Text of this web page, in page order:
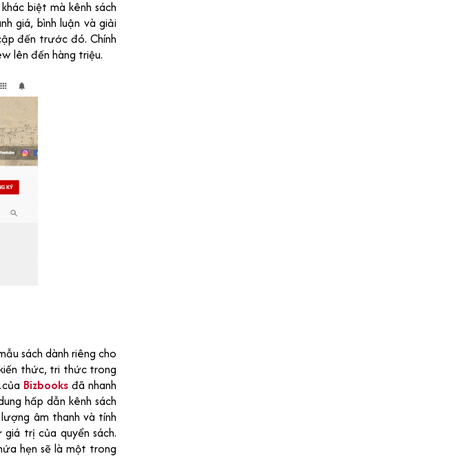
biệt mà kênh sách
giá, bình luận và giải
đến trước đó. Chính
lên đến hàng triệu.
sách dành riêng cho
thức, tri thức trong
Bizbooks đã nhanh
hấp dẫn kênh sách
âm thanh và tính
trị của quyển sách.
hẹn sẽ là một trong